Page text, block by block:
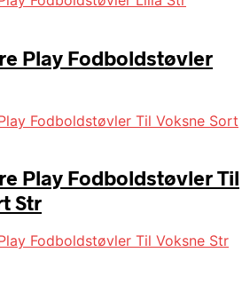
Play Fodboldstøvler
Play Fodboldstøvler Til
Str